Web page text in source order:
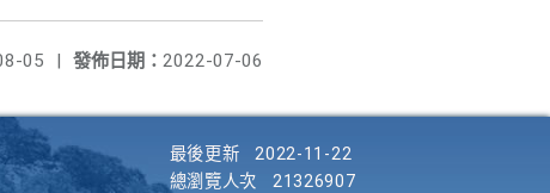
發佈日期： 2022-07-06
05 |
最後更新
2022-11-22
總瀏覽人次
21326907